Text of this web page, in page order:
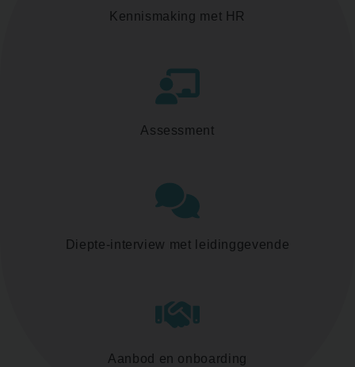
Kennismaking met HR
Assessment
Diepte-interview met leidinggevende
Aanbod en onboarding